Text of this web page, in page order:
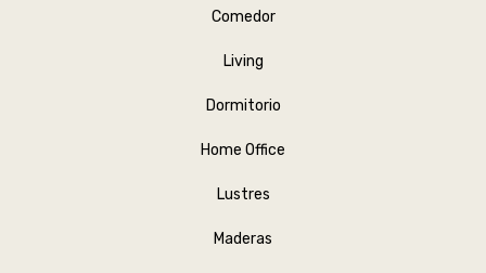
Comedor
Living
Dormitorio
Home Office
Lustres
Maderas